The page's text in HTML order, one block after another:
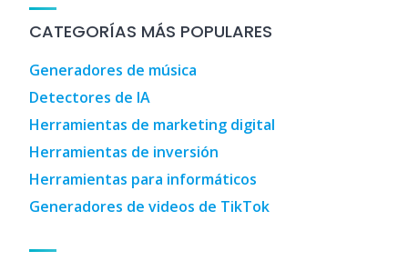
CATEGORÍAS MÁS POPULARES
Generadores de música
Detectores de IA
Herramientas de marketing digital
Herramientas de inversión
Herramientas para informáticos
Generadores de videos de TikTok